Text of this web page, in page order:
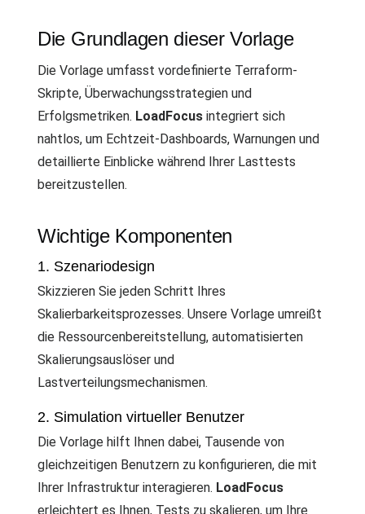
Die Grundlagen dieser Vorlage
Die Vorlage umfasst vordefinierte Terraform-
Skripte, Überwachungsstrategien und
Erfolgsmetriken. LoadFocus integriert sich
nahtlos, um Echtzeit-Dashboards, Warnungen und
detaillierte Einblicke während Ihrer Lasttests
bereitzustellen.
Wichtige Komponenten
1. Szenariodesign
Skizzieren Sie jeden Schritt Ihres
Skalierbarkeitsprozesses. Unsere Vorlage umreißt
die Ressourcenbereitstellung, automatisierten
Skalierungsauslöser und
Lastverteilungsmechanismen.
2. Simulation virtueller Benutzer
Die Vorlage hilft Ihnen dabei, Tausende von
gleichzeitigen Benutzern zu konfigurieren, die mit
Ihrer Infrastruktur interagieren. LoadFocus
erleichtert es Ihnen, Tests zu skalieren, um Ihre